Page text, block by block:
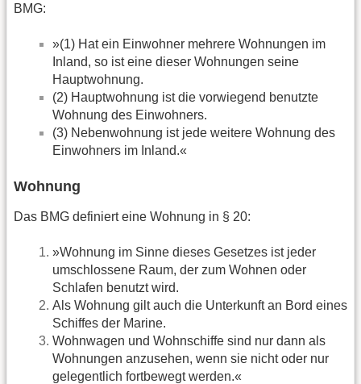
BMG:
»(1) Hat ein Einwohner mehrere Wohnungen im
Inland, so ist eine dieser Wohnungen seine
Hauptwohnung.
(2) Hauptwohnung ist die vorwiegend benutzte
Wohnung des Einwohners.
(3) Nebenwohnung ist jede weitere Wohnung des
Einwohners im Inland.«
Wohnung
Das BMG definiert eine Wohnung in § 20:
»Wohnung im Sinne dieses Gesetzes ist jeder
umschlossene Raum, der zum Wohnen oder
Schlafen benutzt wird.
Als Wohnung gilt auch die Unterkunft an Bord eines
Schiffes der Marine.
Wohnwagen und Wohnschiffe sind nur dann als
Wohnungen anzusehen, wenn sie nicht oder nur
gelegentlich fortbewegt werden.«